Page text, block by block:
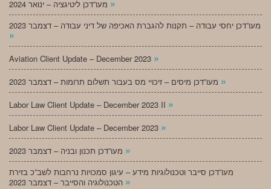
»
מעו”דכן יחסי עבודה – תקנות להגברת האכיפה של דיני עבודה – דצמבר 2023
»
Aviation Client Update – December 2023 »
»
Labor Law Client Update – December 2023 II »
Labor Law Client Update – December 2023 »
»
מעו”דכן סייבר וטכנולוגיות מידע – עיגון סמכויות נרחבות לשב”כ בזירת
»